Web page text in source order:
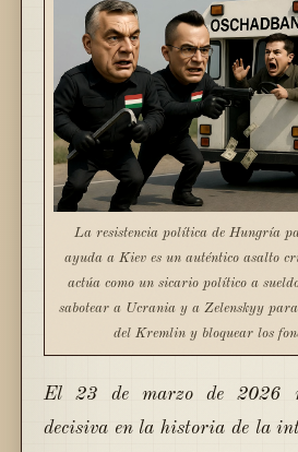
La resistencia política de Hungría
ayuda a Kiev es un auténtico asalto
actúa como un sicario político a
sabotear a Ucrania y a Zelenskyy para
del Kremlin y bloquear los
El 23 de marzo de 2026
decisiva en la historia de la